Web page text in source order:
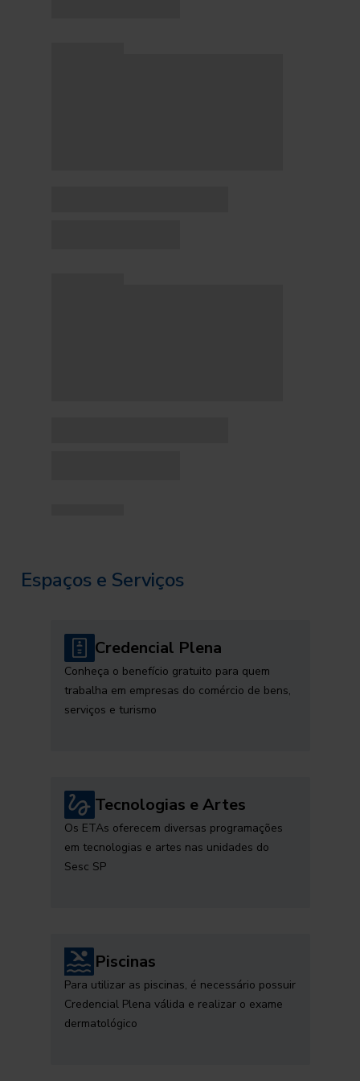
Espaços e Serviços
Credencial Plena
Conheça o benefício gratuito para quem
trabalha em empresas do comércio de bens,
serviços e turismo
Tecnologias e Artes
Os ETAs oferecem diversas programações
em tecnologias e artes nas unidades do
Sesc SP
Piscinas
Para utilizar as piscinas, é necessário possuir
Credencial Plena válida e realizar o exame
dermatológico